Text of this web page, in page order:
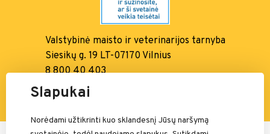
Valstybinė maisto ir veterinarijos tarnyba
Siesikų g. 19 LT-07170 Vilnius
8 800 40 403
info@vmvt.lt, www.vmvt.lt
Slapukai
Norėdami užtikrinti kuo sklandesnį Jūsų naršymą